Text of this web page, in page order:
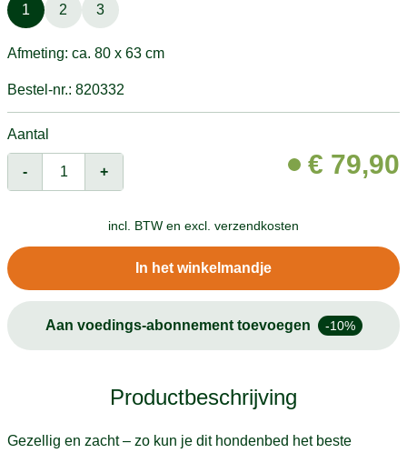
1 2 3
Afmeting: ca. 80 x 63 cm
Bestel-nr.: 820332
Aantal
- + € 79,90
incl. BTW en excl. verzendkosten
In het winkelmandje
Aan voedings-abonnement toevoegen -10%
Productbeschrijving
Gezellig en zacht – zo kun je dit hondenbed het beste